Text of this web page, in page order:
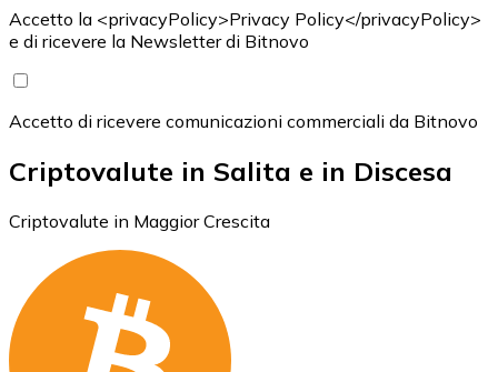
Accetto la <privacyPolicy>Privacy Policy</privacyPolicy>
e di ricevere la Newsletter di Bitnovo
Accetto di ricevere comunicazioni commerciali da Bitnovo
Criptovalute in Salita e in Discesa
Criptovalute in Maggior Crescita